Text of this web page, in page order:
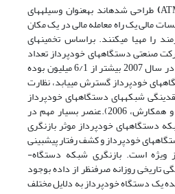
)طراحی شده­اند به­عنوان وسیله­های
مالی یک راه معامله مالی در یک مکان
را مهیا می­کنند. براساس تخمین­های
صنعتی دستگاه­های خودپرداز تعداد
تمامی دستگاه­های خودپرداز در سال 2007 بیشتر از 6/1 میلیون بوده
خودپرداز گسترش می­یابد، نظارت
شبکه­های دستگاه­های خودپرداز
و همکارش، 2006).عنصر بسیار مهم در
خودپرداز موثر بازنگری
خودپرداز و کشف رفتار پیش­بینی
ویژه است. بازنگری شبکه دستگاه­
تاریخی روزانه صرف­نظر از داده بوجود
یک دستگاه­ خودپرداز به دلایل مختلف